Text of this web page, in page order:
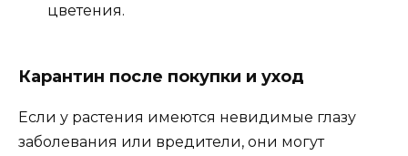
цветения.
Карантин после покупки и уход
Если у растения имеются невидимые глазу
заболевания или вредители, они могут